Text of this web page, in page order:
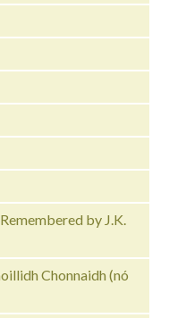
by J.K.
Chonnaidh (nó